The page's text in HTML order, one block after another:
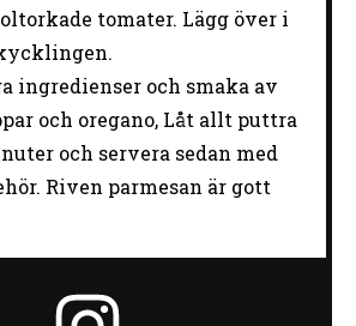
tomater. Lägg över i
ingredienser och smaka av
och oregano, Låt allt puttra
och servera sedan med
Riven parmesan är gott